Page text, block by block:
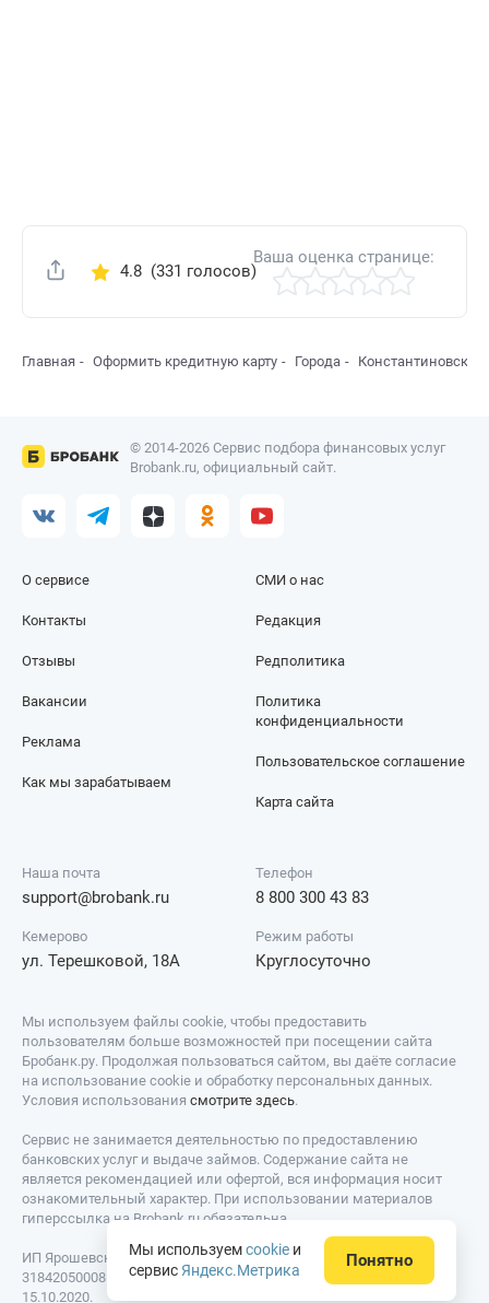
Поделиться
4.8(331 голосов)
Ваша оценка странице:
Главная Оформить кредитную карту Города Константиновск
© 2014-2026 Сервис подбора финансовых услуг
Brobank.ru, официальный сайт.
О сервисе
Контакты
Отзывы
СМИ о нас
Редакция
Редполитика
Вакансии
Реклама
Как мы зарабатываем
Политика
конфиденциальности
Пользовательское соглашение
Карта сайта
Наша почта
support@brobank.ru
Телефон
8 800 300 43 83
Кемерово
ул. Терешковой, 18А
Режим работы
Круглосуточно
Мы используем файлы cookie, чтобы предоставить
пользователям больше возможностей при посещении сайта
Бробанк.ру. Продолжая пользоваться сайтом, вы даёте согласие
на использование cookie и обработку персональных данных.
Условия использования смотрите здесь.
Сервис не занимается деятельностью по предоставлению
банковских услуг и выдаче займов. Содержание сайта не
является рекомендацией или офертой, вся информация носит
ознакомительный характер. При использовании материалов
гиперссылка на Brobank.ru обязательна.
ИП Ярошевский Д.И. ИНН: 423082922740. ОГРНИП:
318420500081301. Свидетельство на товарный знак № 779639 от
15.10.2020.
Мы используемcookie и
сервис Яндекс.Метрика Понятно